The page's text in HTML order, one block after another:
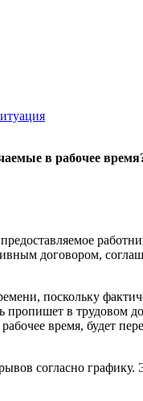
в рабочее
договором,
поскольку
в трудовом
время, будет
согласно